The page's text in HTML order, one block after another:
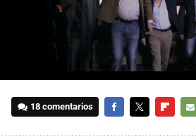
18 comentarios